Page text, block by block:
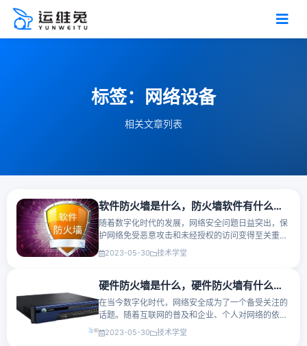
标签：网络设备
相关文章列表
软件防火墙是什么，防火墙软件有什么作用？
随着数字化时代的发展，网络安全问题日益突出，保
护网络免受恶意攻击和未经授权的访问变得至关重
要。软件防火墙作为网络安全的一部分，发挥着关键
的作用。本文将介绍什么是软件防火墙，以及它在网
2023-05-30 技术学堂
硬件防火墙是什么，硬件防火墙有什么作用？
在当今数字化时代，网络安全成为了一个备受关注的
话题。随着互联网的普及和企业、个人对网络的依赖
性增加，网络攻击和数据泄露等安全威胁也不断增
加。为了保护网络免受恶意攻击和未经授权的访问，
2023-05-30 技术学堂